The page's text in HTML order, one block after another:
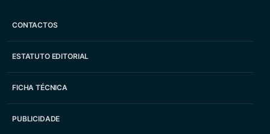
CONTACTOS
ESTATUTO EDITORIAL
FICHA TÉCNICA
PUBLICIDADE